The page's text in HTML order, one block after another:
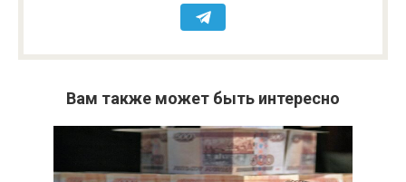
Вам также может быть интересно